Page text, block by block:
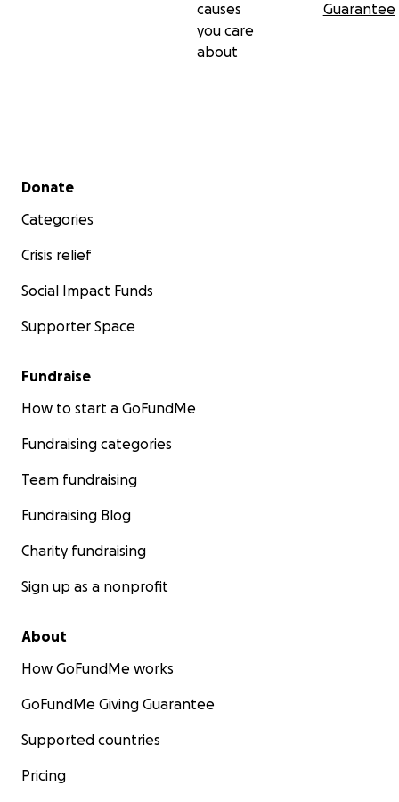
causes
you care
about
Guarantee
Secondary menu
Donate
Categories
Crisis relief
Social Impact Funds
Supporter Space
Fundraise
How to start a GoFundMe
Fundraising categories
Team fundraising
Fundraising Blog
Charity fundraising
Sign up as a nonprofit
About
How GoFundMe works
GoFundMe Giving Guarantee
Supported countries
Pricing